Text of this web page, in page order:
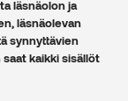
läsnäolon ja
läsnäolevan
synnyttävien
kaikki sisällöt